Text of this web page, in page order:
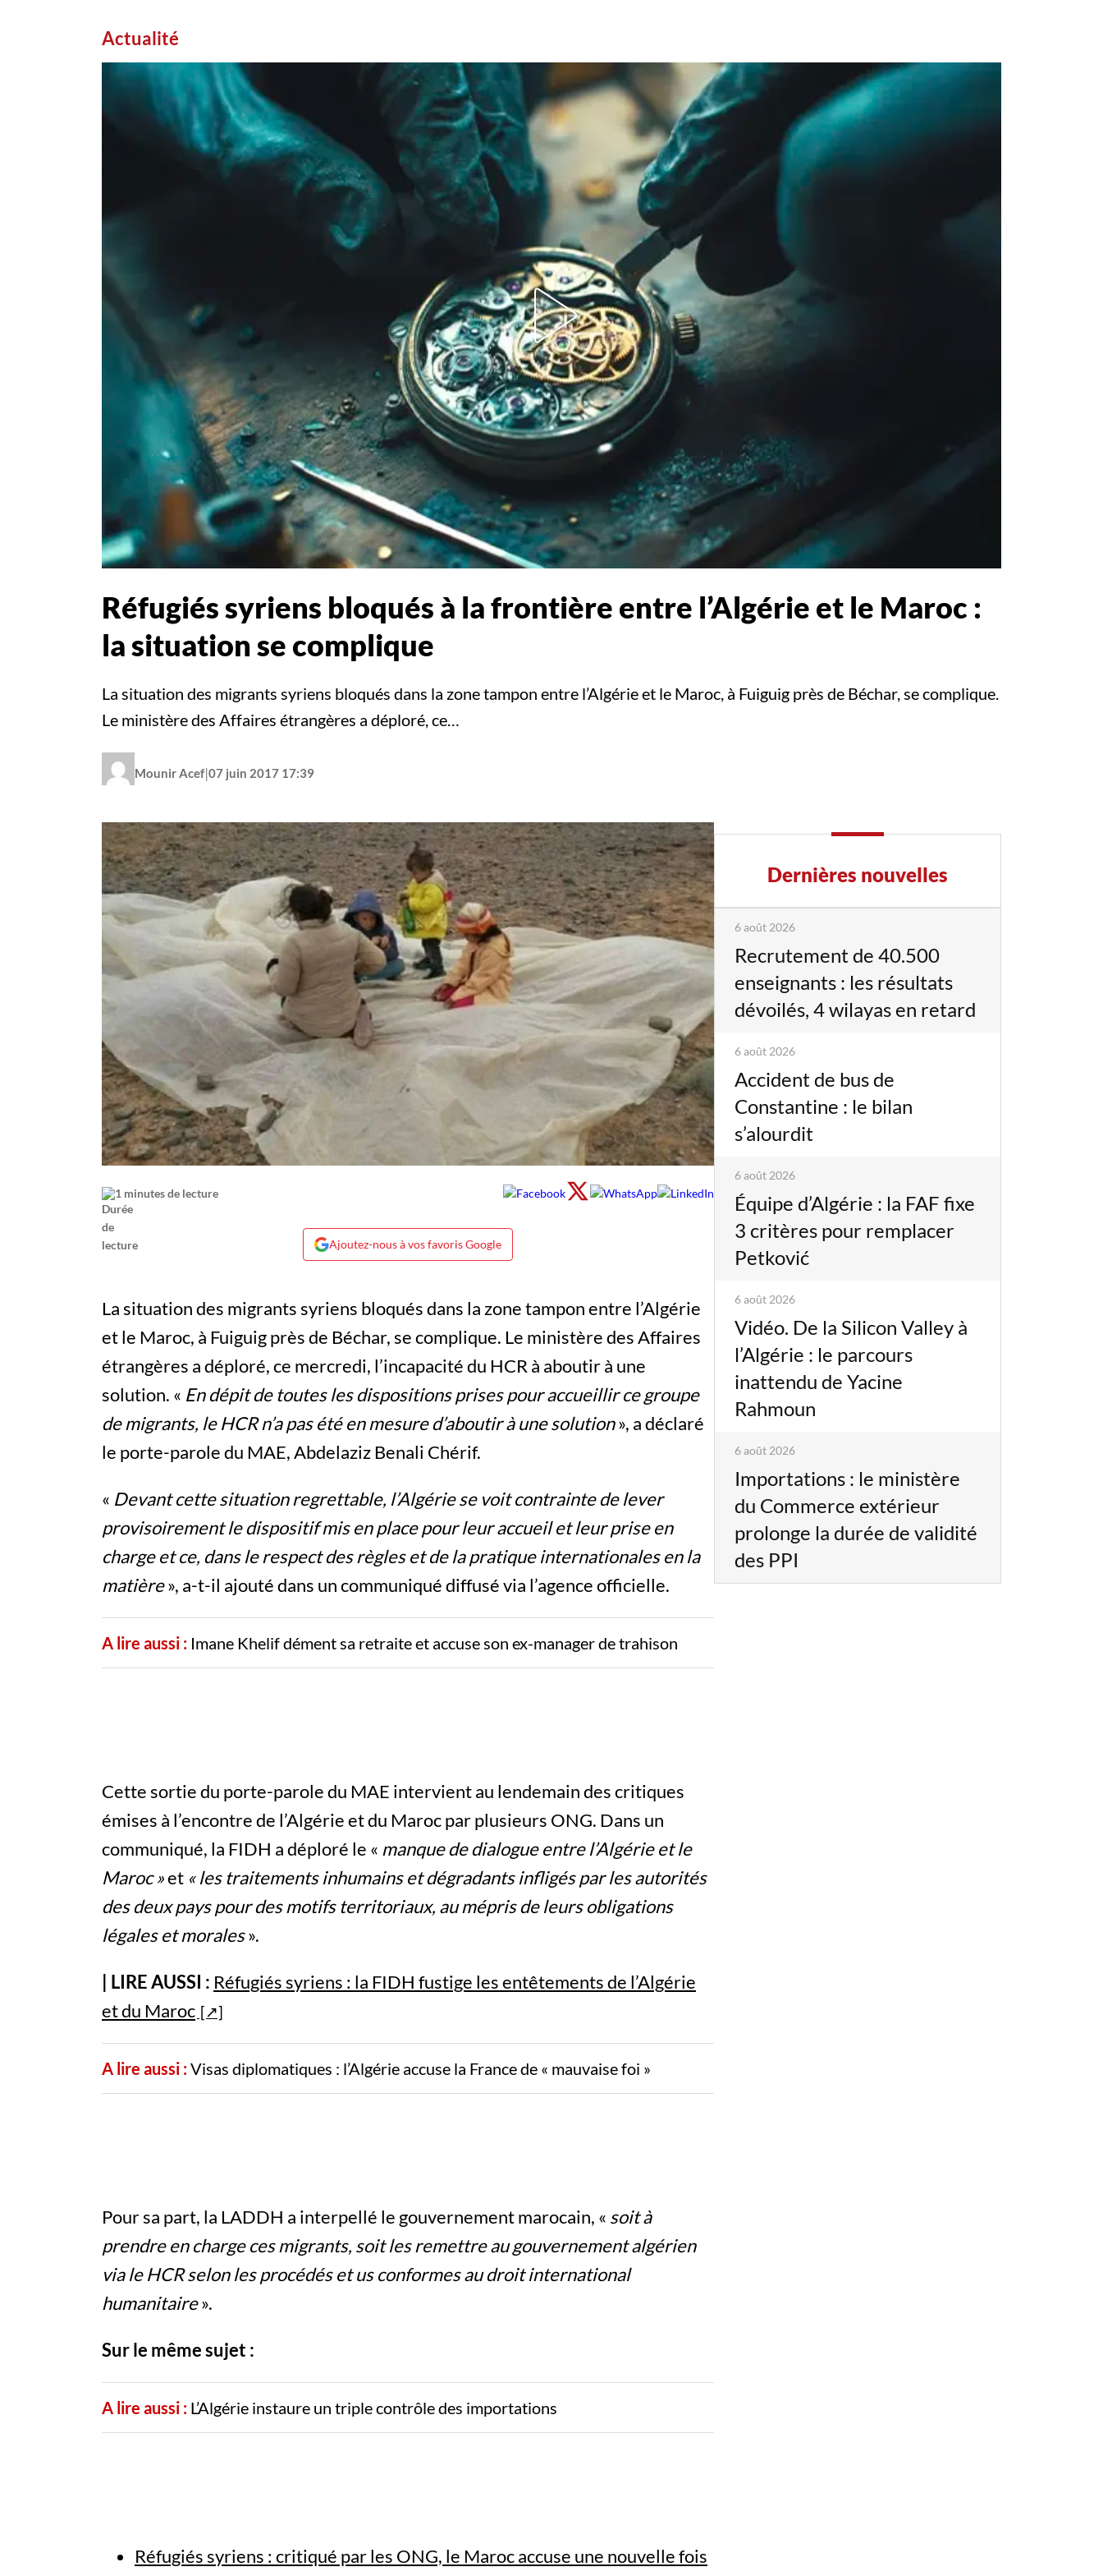
Actualité
Réfugiés syriens bloqués à la frontière entre l’Algérie et le Maroc :
la situation se complique
La situation des migrants syriens bloqués dans la zone tampon entre l’Algérie et le Maroc, à Fuiguig près de Béchar, se complique.
Le ministère des Affaires étrangères a déploré, ce…
Mounir Acef|07 juin 2017 17:39
1 minutes de lecture
Ajoutez-nous à vos favoris Google
La situation des migrants syriens bloqués dans la zone tampon entre l’Algérie
et le Maroc, à Fuiguig près de Béchar, se complique. Le ministère des Affaires
étrangères a déploré, ce mercredi, l’incapacité du HCR à aboutir à une
solution. « En dépit de toutes les dispositions prises pour accueillir ce groupe
de migrants, le HCR n’a pas été en mesure d’aboutir à une solution», a déclaré
le porte-parole du MAE, Abdelaziz Benali Chérif.
« Devant cette situation regrettable, l’Algérie se voit contrainte de lever
provisoirement le dispositif mis en place pour leur accueil et leur prise en
charge et ce, dans le respect des règles et de la pratique internationales en la
matière», a-t-il ajouté dans un communiqué diffusé via l’agence officielle.
A lire aussi : Imane Khelif dément sa retraite et accuse son ex-manager de trahison
Cette sortie du porte-parole du MAE intervient au lendemain des critiques
émises à l’encontre de l’Algérie et du Maroc par plusieurs ONG. Dans un
communiqué, la FIDH a déploré le « manque de dialogue entre l’Algérie et le
Maroc »et « les traitements inhumains et dégradants infligés par les autorités
des deux pays pour des motifs territoriaux, au mépris de leurs obligations
légales et morales».
| LIRE AUSSI : Réfugiés syriens : la FIDH fustige les entêtements de l’Algérie
et du Maroc
A lire aussi :Visas diplomatiques : l’Algérie accuse la France de « mauvaise foi »
Pour sa part, la LADDH a interpellé le gouvernement marocain, « soit à
prendre en charge ces migrants, soit les remettre au gouvernement algérien
via le HCR selon les procédés et us conformes au droit international
humanitaire».
Sur le même sujet :
A lire aussi : L’Algérie instaure un triple contrôle des importations
Réfugiés syriens : critiqué par les ONG, le Maroc accuse une nouvelle fois
Dernières nouvelles
6 août 2026
Recrutement de 40.500
enseignants : les résultats
dévoilés, 4 wilayas en retard
6 août 2026
Accident de bus de
Constantine : le bilan
s’alourdit
6 août 2026
Équipe d’Algérie : la FAF fixe
3 critères pour remplacer
Petković
6 août 2026
Vidéo. De la Silicon Valley à
l’Algérie : le parcours
inattendu de Yacine
Rahmoun
6 août 2026
Importations : le ministère
du Commerce extérieur
prolonge la durée de validité
des PPI